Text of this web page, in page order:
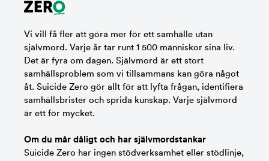
Vi vill få fler att göra mer för ett samhälle utan
självmord. Varje år tar runt 1 500 människor sina liv.
Det är fyra om dagen. Självmord är ett stort
samhällsproblem som vi tillsammans kan göra något
åt. Suicide Zero gör allt för att lyfta frågan, identifiera
samhällsbrister och sprida kunskap. Varje självmord
är ett för mycket.
Om du mår dåligt och har självmordstankar
Suicide Zero har ingen stödverksamhet eller stödlinje,